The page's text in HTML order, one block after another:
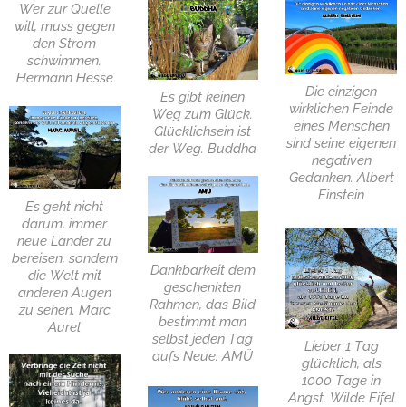
Wer zur Quelle
will, muss gegen
den Strom
schwimmen.
Hermann Hesse
Es gibt keinen
Weg zum Glück.
Glücklichsein ist
der Weg. Buddha
Die einzigen
wirklichen Feinde
eines Menschen
sind seine eigenen
negativen
Gedanken. Albert
Einstein
Es geht nicht
darum, immer
neue Länder zu
bereisen, sondern
die Welt mit
anderen Augen
zu sehen. Marc
Aurel
Dankbarkeit dem
geschenkten
Rahmen, das Bild
bestimmt man
selbst jeden Tag
aufs Neue. AMÜ
Lieber 1 Tag
glücklich, als
1000 Tage in
Angst. Wilde Eifel